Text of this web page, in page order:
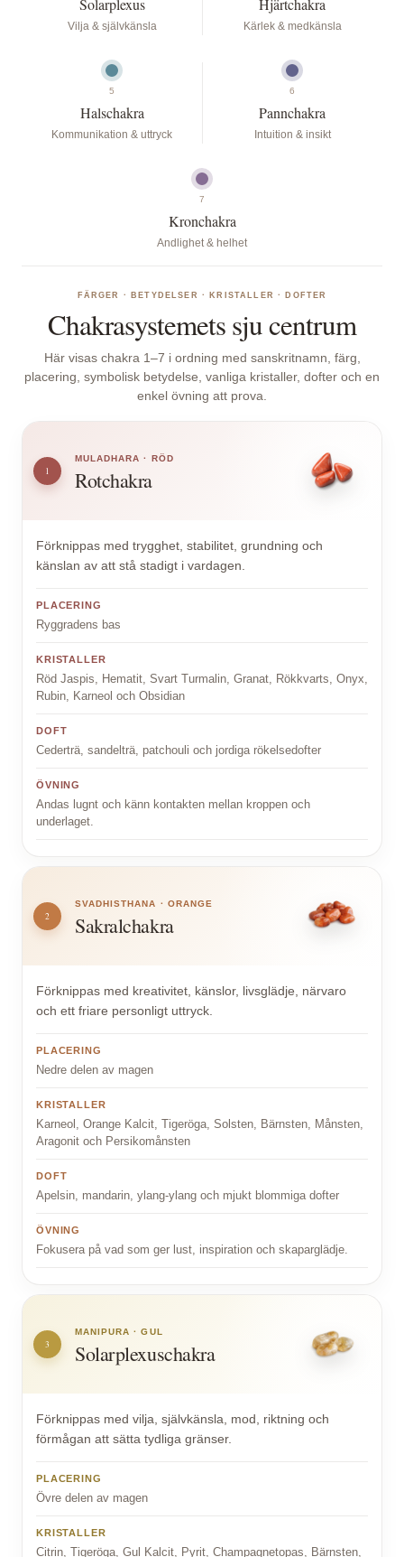
Solarplexus
Vilja & självkänsla
Hjärtchakra
Kärlek & medkänsla
5
Halschakra
Kommunikation & uttryck
6
Pannchakra
Intuition & insikt
7
Kronchakra
Andlighet & helhet
FÄRGER · BETYDELSER · KRISTALLER · DOFTER
Chakrasystemets sju centrum
Här visas chakra 1–7 i ordning med sanskritnamn, färg,
placering, symbolisk betydelse, vanliga kristaller, dofter och en
enkel övning att prova.
1
MULADHARA · RÖD
Rotchakra
Förknippas med trygghet, stabilitet, grundning och
känslan av att stå stadigt i vardagen.
PLACERING
Ryggradens bas
KRISTALLER
Röd Jaspis, Hematit, Svart Turmalin, Granat, Rökkvarts, Onyx,
Rubin, Karneol och Obsidian
DOFT
Cederträ, sandelträ, patchouli och jordiga rökelsedofter
ÖVNING
Andas lugnt och känn kontakten mellan kroppen och
underlaget.
2
SVADHISTHANA · ORANGE
Sakralchakra
Förknippas med kreativitet, känslor, livsglädje, närvaro
och ett friare personligt uttryck.
PLACERING
Nedre delen av magen
KRISTALLER
Karneol, Orange Kalcit, Tigeröga, Solsten, Bärnsten, Månsten,
Aragonit och Persikomånsten
DOFT
Apelsin, mandarin, ylang-ylang och mjukt blommiga dofter
ÖVNING
Fokusera på vad som ger lust, inspiration och skaparglädje.
3
MANIPURA · GUL
Solarplexuschakra
Förknippas med vilja, självkänsla, mod, riktning och
förmågan att sätta tydliga gränser.
PLACERING
Övre delen av magen
KRISTALLER
Citrin, Tigeröga, Gul Kalcit, Pyrit, Champagnetopas, Bärnsten,